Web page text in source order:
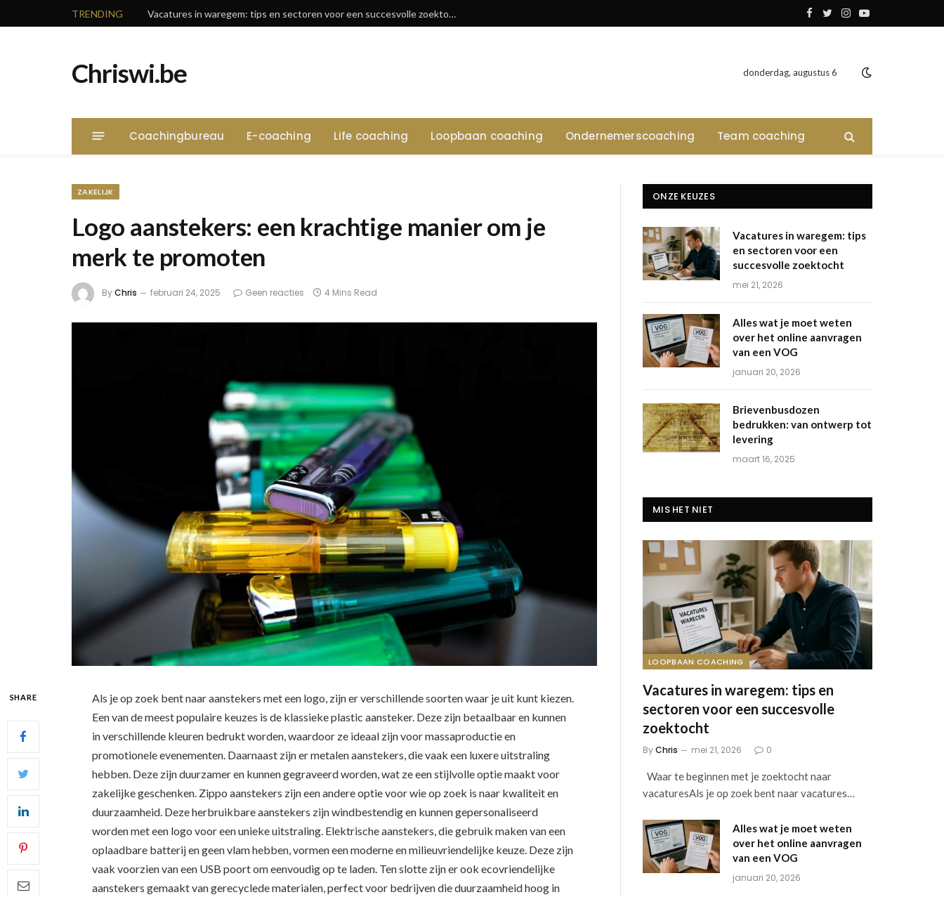
TRENDING Vacatures in waregem: tips en sectoren voor een succesvolle zoektocht
Facebook
TwitterInstagram
YouTube
Chriswi.be donderdag, augustus 6
Coachingbureau E-coaching Life coaching Loopbaan coaching Ondernemerscoaching Team coaching
ZAKELIJK
Logo aanstekers: een krachtige manier om je
merk te promoten
ByChris februari 24, 2025 Geen reacties 4 Mins Read
SHARE
Als je op zoek bent naar aanstekers met een logo, zijn er verschillende soorten waar je uit kunt kiezen.
Een van de meest populaire keuzes is de klassieke plastic aansteker. Deze zijn betaalbaar en kunnen
in verschillende kleuren bedrukt worden, waardoor ze ideaal zijn voor massaproductie en
promotionele evenementen. Daarnaast zijn er metalen aanstekers, die vaak een luxere uitstraling
hebben. Deze zijn duurzamer en kunnen gegraveerd worden, wat ze een stijlvolle optie maakt voor
zakelijke geschenken. Zippo aanstekers zijn een andere optie voor wie op zoek is naar kwaliteit en
duurzaamheid. Deze herbruikbare aanstekers zijn windbestendig en kunnen gepersonaliseerd
worden met een logo voor een unieke uitstraling. Elektrische aanstekers, die gebruik maken van een
oplaadbare batterij en geen vlam hebben, vormen een moderne en milieuvriendelijke keuze. Deze zijn
vaak voorzien van een USB poort om eenvoudig op te laden. Ten slotte zijn er ook ecovriendelijke
aanstekers gemaakt van gerecyclede materialen, perfect voor bedrijven die duurzaamheid hoog in
ONZE KEUZES
Vacatures in waregem: tips
en sectoren voor een
succesvolle zoektocht
mei 21, 2026
Alles wat je moet weten
over het online aanvragen
van een VOG
januari 20, 2026
Brievenbusdozen
bedrukken: van ontwerp tot
levering
maart 16, 2025
MIS HET NIET
LOOPBAAN COACHING
Vacatures in waregem: tips en
sectoren voor een succesvolle
zoektocht
ByChris mei 21, 2026 0
Waar te beginnen met je zoektocht naar
vacaturesAls je op zoek bent naar vacatures…
Alles wat je moet weten
over het online aanvragen
van een VOG
januari 20, 2026